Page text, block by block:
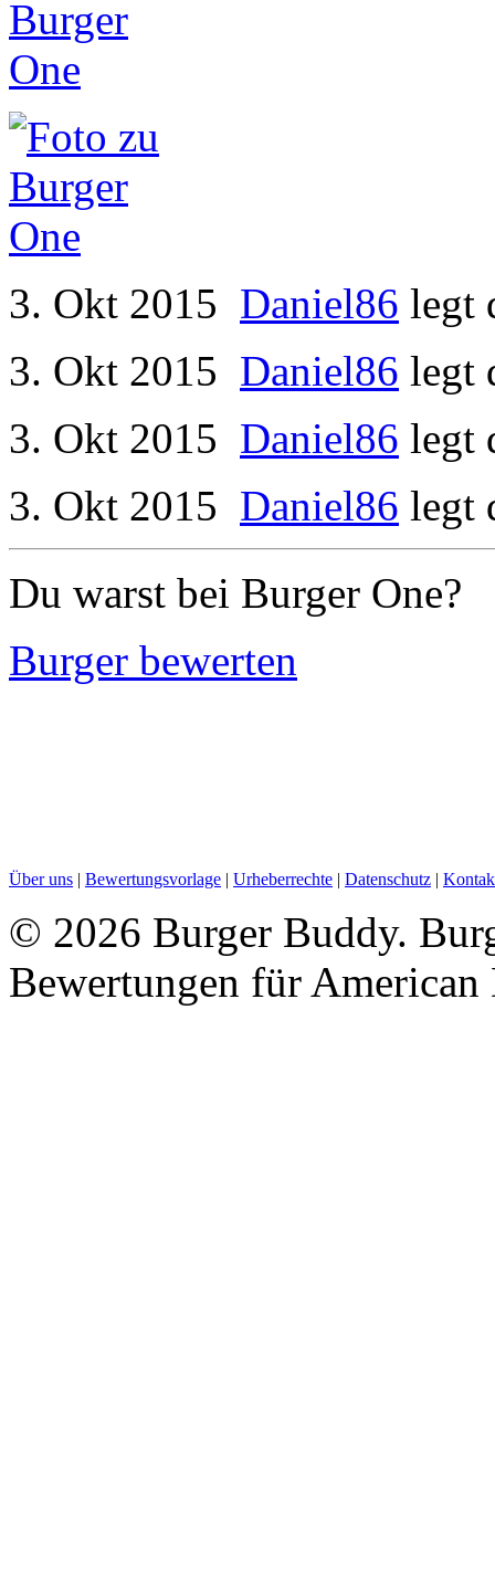
3. Okt 2015 Daniel86 legt
3. Okt 2015 Daniel86 legt
3. Okt 2015 Daniel86 legt
3. Okt 2015 Daniel86 legt
Du warst bei Burger One?
Burger bewerten
Über uns | Bewertungsvorlage | Urheberrechte | Datenschutz |
© 2026 Burger Buddy.
Bewertungen für